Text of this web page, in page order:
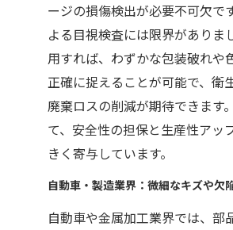
ージの損傷検出が必要不可欠で
よる目視検査には限界がありま
用すれば、わずかな包装破れや
正確に捉えることが可能で、衛
廃棄ロスの削減が期待できます
て、安全性の担保と生産性アッ
きく寄与しています。
自動車・製造業界：微細なキズや欠
自動車や金属加工業界では、部